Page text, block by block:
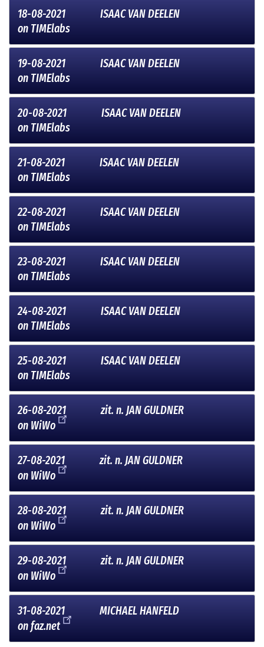
18-08-2021
ISAAC VAN DEELEN
on TIMElabs
19-08-2021
ISAAC VAN DEELEN
on TIMElabs
20-08-2021
ISAAC VAN DEELEN
on TIMElabs
21-08-2021
ISAAC VAN DEELEN
on TIMElabs
22-08-2021
ISAAC VAN DEELEN
on TIMElabs
23-08-2021
ISAAC VAN DEELEN
on TIMElabs
24-08-2021
ISAAC VAN DEELEN
on TIMElabs
25-08-2021
ISAAC VAN DEELEN
on TIMElabs
26-08-2021
zit. n. JAN GULDNER
on WiWo
27-08-2021
zit. n. JAN GULDNER
on WiWo
28-08-2021
zit. n. JAN GULDNER
on WiWo
29-08-2021
zit. n. JAN GULDNER
on WiWo
31-08-2021
MICHAEL HANFELD
onfaz.net